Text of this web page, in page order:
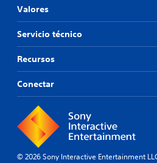
Valores
Servicio técnico
Recursos
Conectar
© 2026 Sony Interactive Entertainment